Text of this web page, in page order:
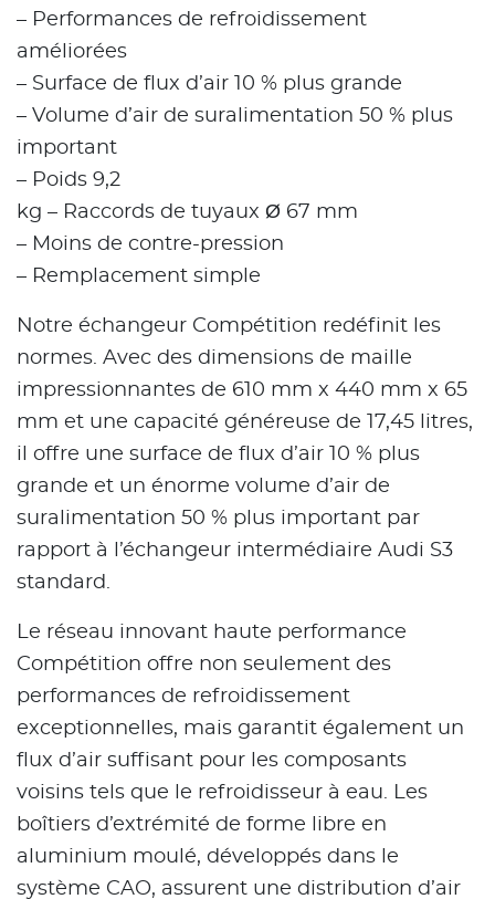
– Performances de refroidissement
améliorées
– Surface de flux d’air 10 % plus grande
– Volume d’air de suralimentation 50 % plus
important
– Poids 9,2
kg – Raccords de tuyaux Ø 67 mm
– Moins de contre-pression
– Remplacement simple
Notre échangeur Compétition redéfinit les
normes. Avec des dimensions de maille
impressionnantes de 610 mm x 440 mm x 65
mm et une capacité généreuse de 17,45 litres,
il offre une surface de flux d’air 10 % plus
grande et un énorme volume d’air de
suralimentation 50 % plus important par
rapport à l’échangeur intermédiaire Audi S3
standard.
Le réseau innovant haute performance
Compétition offre non seulement des
performances de refroidissement
exceptionnelles, mais garantit également un
flux d’air suffisant pour les composants
voisins tels que le refroidisseur à eau. Les
boîtiers d’extrémité de forme libre en
aluminium moulé, développés dans le
système CAO, assurent une distribution d’air